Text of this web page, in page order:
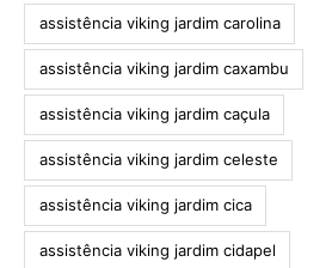
assistência viking jardim carolina
assistência viking jardim caxambu
assistência viking jardim caçula
assistência viking jardim celeste
assistência viking jardim cica
assistência viking jardim cidapel